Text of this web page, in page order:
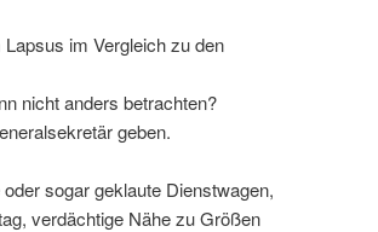
im Vergleich zu den
nicht anders betrachten?
geben.
sogar geklaute Dienstwagen,
verdächtige Nähe zu Größen